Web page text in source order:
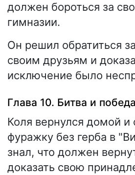
должен бороться за
гимназии.
Он решил обратиться
своим друзьям и
исключение было
Глава 10. Битва и победа
Коля вернулся домой и
фуражку без герба в
знал, что должен
доказать свою